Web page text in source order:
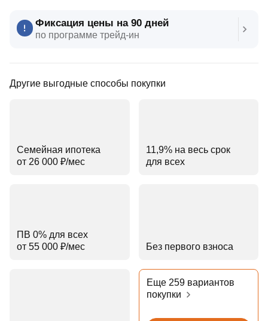
Фиксация цены на 90 дней
по программе трейд‑ин
Другие выгодные способы покупки
Семейная ипотека
от 26 000 ₽⁠/⁠мес
11,9% на весь срок
для всех
ПВ 0% для всех
от 55 000 ₽⁠/⁠мес
Без первого взноса
Еще 259 вариантов
покупки